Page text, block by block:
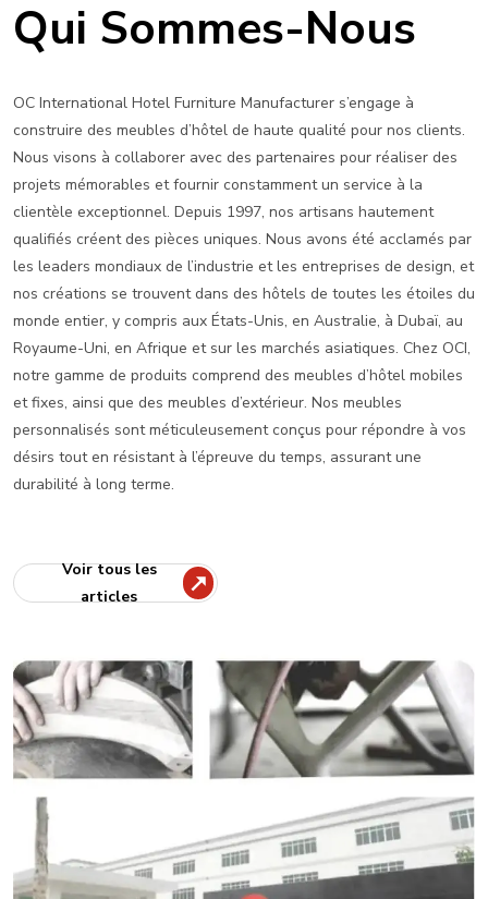
Qui Sommes-Nous
OC International Hotel Furniture Manufacturer s’engage à
construire des meubles d’hôtel de haute qualité pour nos clients.
Nous visons à collaborer avec des partenaires pour réaliser des
projets mémorables et fournir constamment un service à la
clientèle exceptionnel. Depuis 1997, nos artisans hautement
qualifiés créent des pièces uniques. Nous avons été acclamés par
les leaders mondiaux de l’industrie et les entreprises de design, et
nos créations se trouvent dans des hôtels de toutes les étoiles du
monde entier, y compris aux États-Unis, en Australie, à Dubaï, au
Royaume-Uni, en Afrique et sur les marchés asiatiques. Chez OCI,
notre gamme de produits comprend des meubles d’hôtel mobiles
et fixes, ainsi que des meubles d’extérieur. Nos meubles
personnalisés sont méticuleusement conçus pour répondre à vos
désirs tout en résistant à l’épreuve du temps, assurant une
durabilité à long terme.
Voir tous les
articles